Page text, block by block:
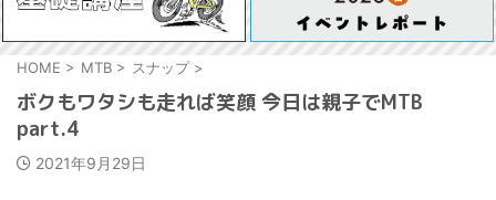
HOME > MTB > スナップ >
ボクもワタシも走れば笑顔 今日は親子でMTB
part.4
2021年9月29日